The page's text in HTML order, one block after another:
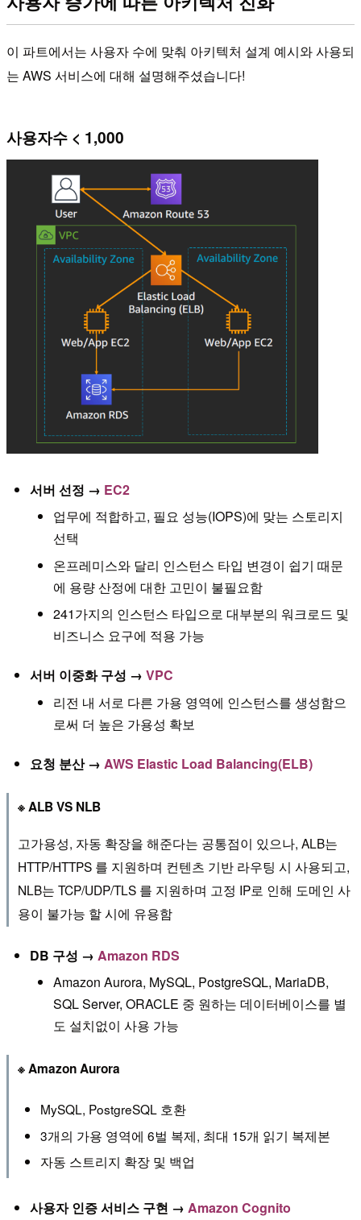
이 파트에서는 사용자 수에 맞춰 아키텍처 설계 예시와 사용되
는 AWS 서비스에 대해 설명해주셨습니다!
사용자수 < 1,000
서버 선정 → EC2
업무에 적합하고, 필요 성능(IOPS)에 맞는 스토리지
선택
온프레미스와 달리 인스턴스 타입 변경이 쉽기 때문
에 용량 산정에 대한 고민이 불필요함
241가지의 인스턴스 타입으로 대부분의 워크로드 및
비즈니스 요구에 적용 가능
서버 이중화 구성 → VPC
리전 내 서로 다른 가용 영역에 인스턴스를 생성함으
로써 더 높은 가용성 확보
요청 분산 → AWS Elastic Load Balancing(ELB)
※ ALB VS NLB
고가용성, 자동 확장을 해준다는 공통점이 있으나, ALB는
HTTP/HTTPS 를 지원하며 컨텐츠 기반 라우팅 시 사용되고,
NLB는 TCP/UDP/TLS 를 지원하며 고정 IP로 인해 도메인 사
용이 불가능 할 시에 유용함
DB 구성 → Amazon RDS
Amazon Aurora, MySQL, PostgreSQL, MariaDB,
SQL Server, ORACLE 중 원하는 데이터베이스를 별
도 설치없이 사용 가능
※ Amazon Aurora
MySQL, PostgreSQL 호환
3개의 가용 영역에 6벌 복제, 최대 15개 읽기 복제본
자동 스트리지 확장 및 백업
사용자 인증 서비스 구현 → Amazon Cognito